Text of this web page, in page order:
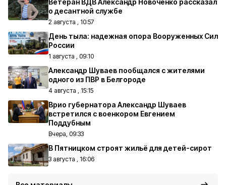
Ветеран ВДВ Александр Новоченко рассказал
о десантной службе
2 августа , 10:57
День тыла: надежная опора Вооруженных Сил
России
1 августа , 09:10
Александр Шуваев пообщался с жителями
одного из ПВР в Белгороде
4 августа , 15:15
Врио губернатора Александр Шуваев
встретился с военкором Евгением
Поддубным
Вчера, 09:33
В Пятницком строят жильё для детей-сирот
3 августа , 16:06